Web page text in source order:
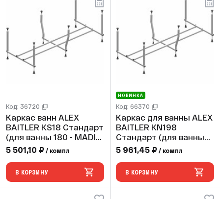
Код: 36720
Каркас ванн ALEX
BAITLER KS18 Стандарт
(для ванны 180 - MADIN,
MICHIGAN)
5 501,10 ₽ / компл
В КОРЗИНУ
НОВИНКА
Код: 66370
Каркас для ванны ALEX
BAITLER KN198
Стандарт (для ванны
190)
5 961,45 ₽ / компл
В КОРЗИНУ